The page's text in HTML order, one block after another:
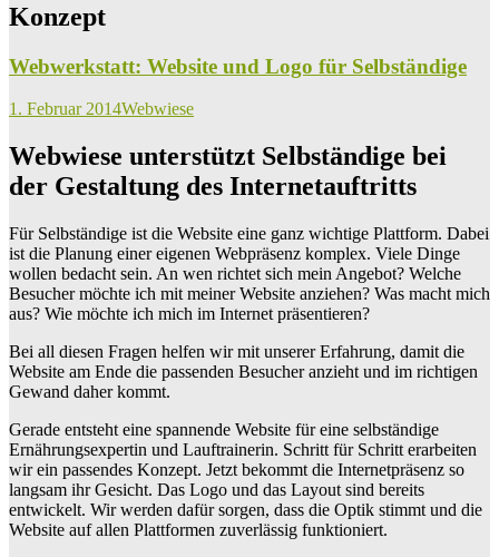
Konzept
Webwerkstatt: Website und Logo für Selbständige
1. Februar 2014Webwiese
Webwiese unterstützt Selbständige bei
der Gestaltung des Internetauftritts
Für Selbständige ist die Website eine ganz wichtige Plattform. Dabei
ist die Planung einer eigenen Webpräsenz komplex. Viele Dinge
wollen bedacht sein. An wen richtet sich mein Angebot? Welche
Besucher möchte ich mit meiner Website anziehen? Was macht mich
aus? Wie möchte ich mich im Internet präsentieren?
Bei all diesen Fragen helfen wir mit unserer Erfahrung, damit die
Website am Ende die passenden Besucher anzieht und im richtigen
Gewand daher kommt.
Gerade entsteht eine spannende Website für eine selbständige
Ernährungsexpertin und Lauftrainerin. Schritt für Schritt erarbeiten
wir ein passendes Konzept. Jetzt bekommt die Internetpräsenz so
langsam ihr Gesicht. Das Logo und das Layout sind bereits
entwickelt. Wir werden dafür sorgen, dass die Optik stimmt und die
Website auf allen Plattformen zuverlässig funktioniert.